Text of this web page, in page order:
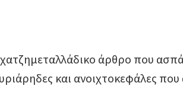
άρθρο που
και ανοιχτοκεφάλες